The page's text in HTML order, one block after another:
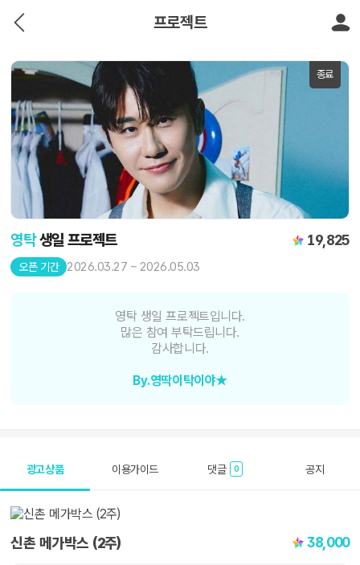
프로젝트
종료
영탁생일 프로젝트 19,825
오픈 기간 2026.03.27 ~ 2026.05.03
영탁 생일 프로젝트입니다.
많은 참여 부탁드립니다.
감사합니다.
By.영딱이탁이야★
광고상품 이용가이드 댓글 0 공지
신촌 메가박스 (2주) 38,000